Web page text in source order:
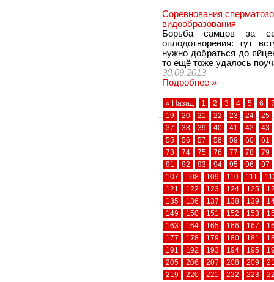
Соревнования
видообразования
Борьба самцов за
оплодотворения: тут
нужно добраться до
то ещё тоже удалось
30.09.2013
Подробнее »
« Назад 1 2 3 4 5 6
19
20 21 22 23 24
25
37
38 39 40 41 42
43
55
56 57 58 59 60
61
73
74 75 76 77 78
79
91
92 93 94 95 96
97
107
108 109 110 111
121
122 123 124 125
135
136 137 138 139
149
150 151 152 153
163
164 165 166 167
177
178 179 180 181
191
192 193 194 195
205
206 207 208 209
219
220 221 222 223